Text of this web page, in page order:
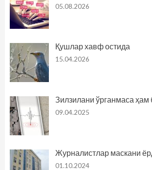
05.08.2026
Қушлар хавф остида
15.04.2026
Зилзилани ўрганмаса ҳам
09.04.2025
Журналистлар маскани
01.10.2024